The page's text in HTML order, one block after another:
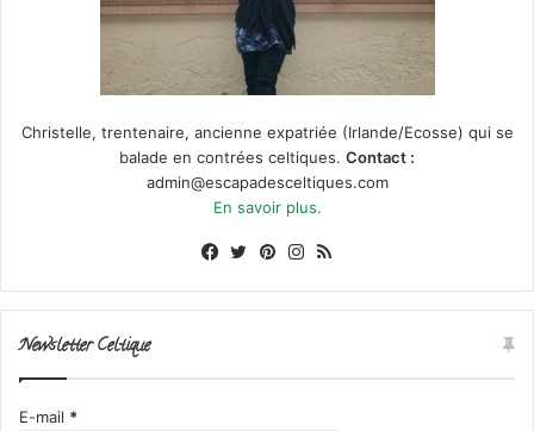
Christelle, trentenaire, ancienne expatriée (Irlande/Ecosse) qui se
balade en contrées celtiques. Contact :
admin@escapadesceltiques.com
En savoir plus.
Facebook
X PinterestInstagram
Newsletter Celtique
E-mail *